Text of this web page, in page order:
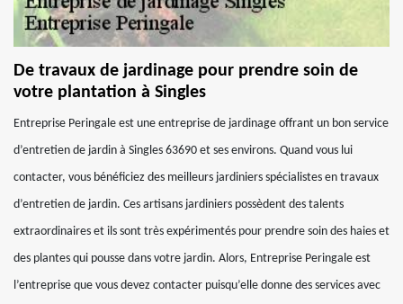
De travaux de jardinage pour prendre soin de
votre plantation à Singles
Entreprise Peringale est une entreprise de jardinage offrant un bon service
d’entretien de jardin à Singles 63690 et ses environs. Quand vous lui
contacter, vous bénéficiez des meilleurs jardiniers spécialistes en travaux
d’entretien de jardin. Ces artisans jardiniers possèdent des talents
extraordinaires et ils sont très expérimentés pour prendre soin des haies et
des plantes qui pousse dans votre jardin. Alors, Entreprise Peringale est
l’entreprise que vous devez contacter puisqu’elle donne des services avec